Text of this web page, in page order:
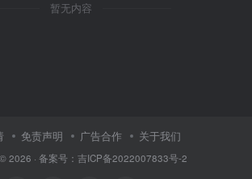
暂无内容
免责声明 广告合作 关于我们
2026 · 备案号：吉ICP备2022007833号-2